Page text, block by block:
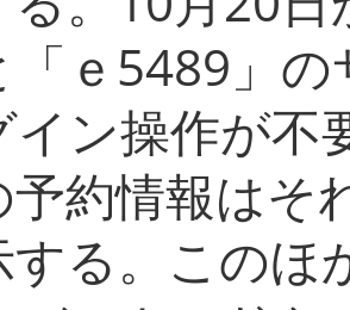
「ｅ5489」
イン操作が不
予約情報はそ
する。このほ